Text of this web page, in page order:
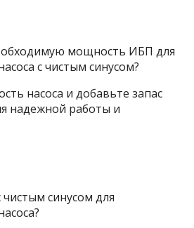
мощность ИБП для
с чистым синусом?
насоса и добавьте запас
надежной работы и
синусом для